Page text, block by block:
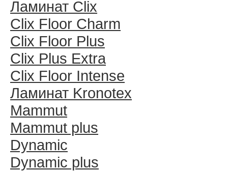
Ламинат Clix
Clix Floor Charm
Clix Floor Plus
Clix Plus Extra
Clix Floor Intense
Ламинат Kronotex
Mammut
Mammut plus
Dynamic
Dynamic plus